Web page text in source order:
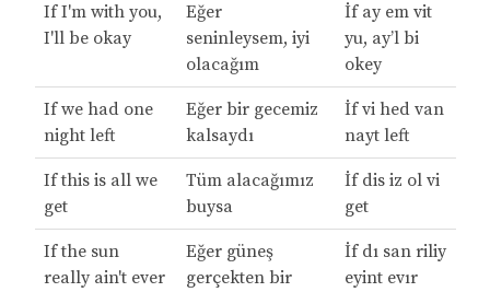
If I'm with you,
I'll be okay
Eğer
seninleysem, iyi
olacağım
İf ay em vit
yu, ay’l bi
okey
If we had one
night left
Eğer bir gecemiz
kalsaydı
İf vi hed van
nayt left
If this is all we
get
Tüm alacağımız
buysa
İf dis iz ol vi
get
If the sun
really ain't ever
Eğer güneş
gerçekten bir
İf dı san riliy
eyint evır